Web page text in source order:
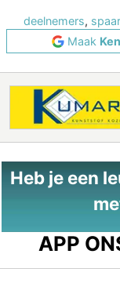
deelnemers,
Maak
Heb je een
APP